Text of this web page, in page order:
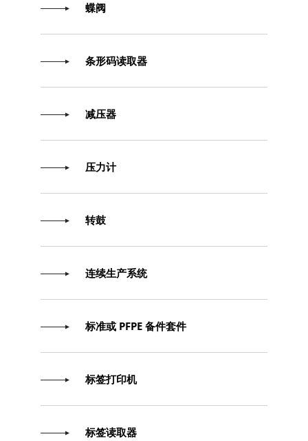
蝶阀
条形码读取器
减压器
压力计
转鼓
连续生产系统
标准或 PFPE 备件套件
标签打印机
标签读取器